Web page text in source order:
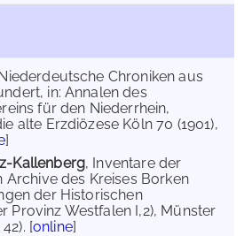
Chroniken aus
in: Annalen des
für den Niederrhein,
alte Erzdiözese Köln 70 (1901),
]
Kallenberg, Inventare der
Archive des Kreises Borken
der Historischen
Provinz Westfalen I,2), Münster
[online]